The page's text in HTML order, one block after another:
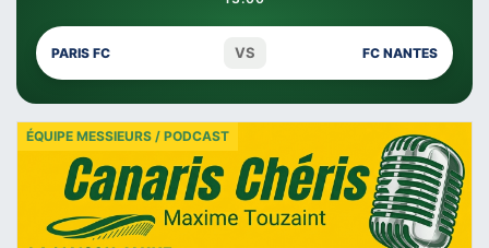
PARIS FC VS FC NANTES
ÉQUIPE MESSIEURS / PODCAST